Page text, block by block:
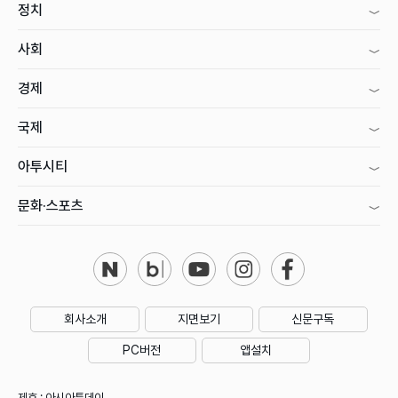
정치
사회
경제
국제
아투시티
문화·스포츠
회사소개 지면보기 신문구독
PC버전 앱설치